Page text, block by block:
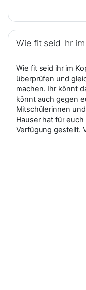
Wie fit seid ihr
Wie fit seid ihr im
überprüfen und
machen. Ihr könnt
könnt auch gegen
Mitschülerinnen
Hauser hat für
Verfügung gestellt.